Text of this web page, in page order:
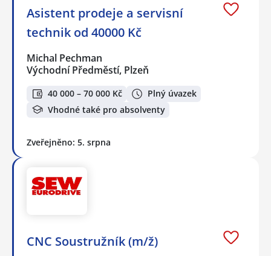
Asistent prodeje a servisní
technik od 40000 Kč
Michal Pechman
Východní Předměstí, Plzeň
40 000 – 70 000 Kč
Plný úvazek
Vhodné také pro absolventy
Zveřejněno: 5. srpna
CNC Soustružník (m/ž)